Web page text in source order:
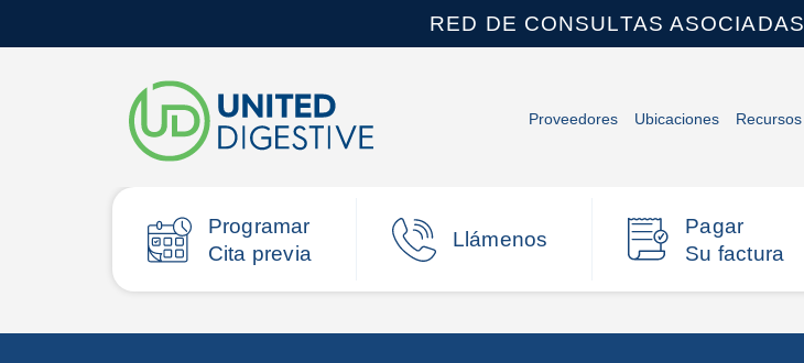
RED DE CONSULTAS ASOCIADAS
Proveedores Ubicaciones Recursos
Programar
Cita previa
Llámenos
Pagar
Su factura